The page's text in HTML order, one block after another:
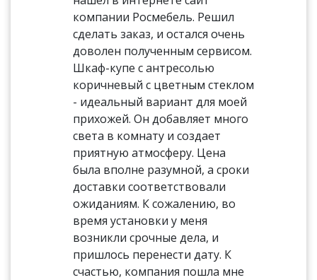
компании Росмебель. Решил
сделать заказ, и остался очень
доволен полученным сервисом.
Шкаф-купе с антресолью
коричневый с цветным стеклом
- идеальный вариант для моей
прихожей. Он добавляет много
света в комнату и создает
приятную атмосферу. Цена
была вполне разумной, а сроки
доставки соответствовали
ожиданиям. К сожалению, во
время установки у меня
возникли срочные дела, и
пришлось перенести дату. К
счастью, компания пошла мне